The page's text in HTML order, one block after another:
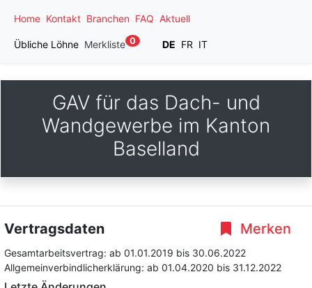
Home Kontakt Branchen FAQ Aktuell
Übliche Löhne Merkliste 0 DE FR IT
GAV für das Dach- und
Wandgewerbe im Kanton
Baselland
Merken
Vertragsdaten
Gesamtarbeitsvertrag: ab 01.01.2019 bis 30.06.2022
Allgemeinverbindlicherklärung: ab 01.04.2020 bis 31.12.2022